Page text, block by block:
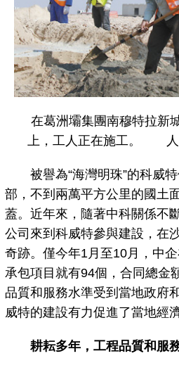
在葛洲壩集團南穆特拉新
上，工人正在施工。 人
被譽為“海灣明珠”的科威特
部，不到兩萬平方公里的國土
蓋。近年來，隨著中科關係不
公司來到科威特參與建設，在
奇跡。僅今年1月至10月，中
承包項目就有94個，合同總金
品質和服務水準受到當地政府
威特的建設有力促進了當地經
耕耘多年，工程品質和服